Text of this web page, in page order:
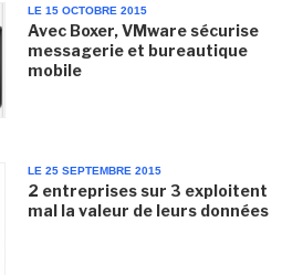
LE 15 OCTOBRE 2015
Avec Boxer, VMware sécurise
messagerie et bureautique
mobile
LE 25 SEPTEMBRE 2015
2 entreprises sur 3 exploitent
mal la valeur de leurs données